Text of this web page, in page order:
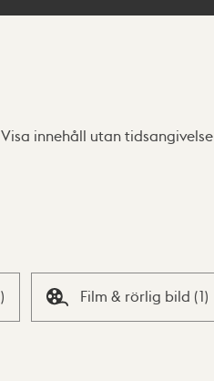
Visa innehåll utan tidsangivelse
) Film & rörlig bild (1)